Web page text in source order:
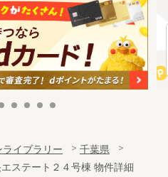
イブラリー
千葉県
ステート２４号棟 物件詳細